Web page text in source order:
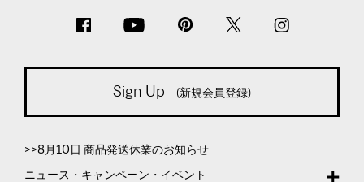
Sign Up (新規会員登録)
>>8月10日 商品発送休業のお知らせ
ニュース・キャンペーン・イベント